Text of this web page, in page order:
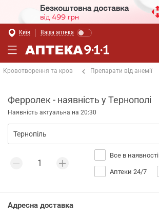
Київ Ваша аптека
Кровотворення та кров Препарати від анемії
Ферролек - наявність у Тернополі
Наявність актуальна на 20:30
Все в наявності
Аптеки 24/7
Адресна доставка